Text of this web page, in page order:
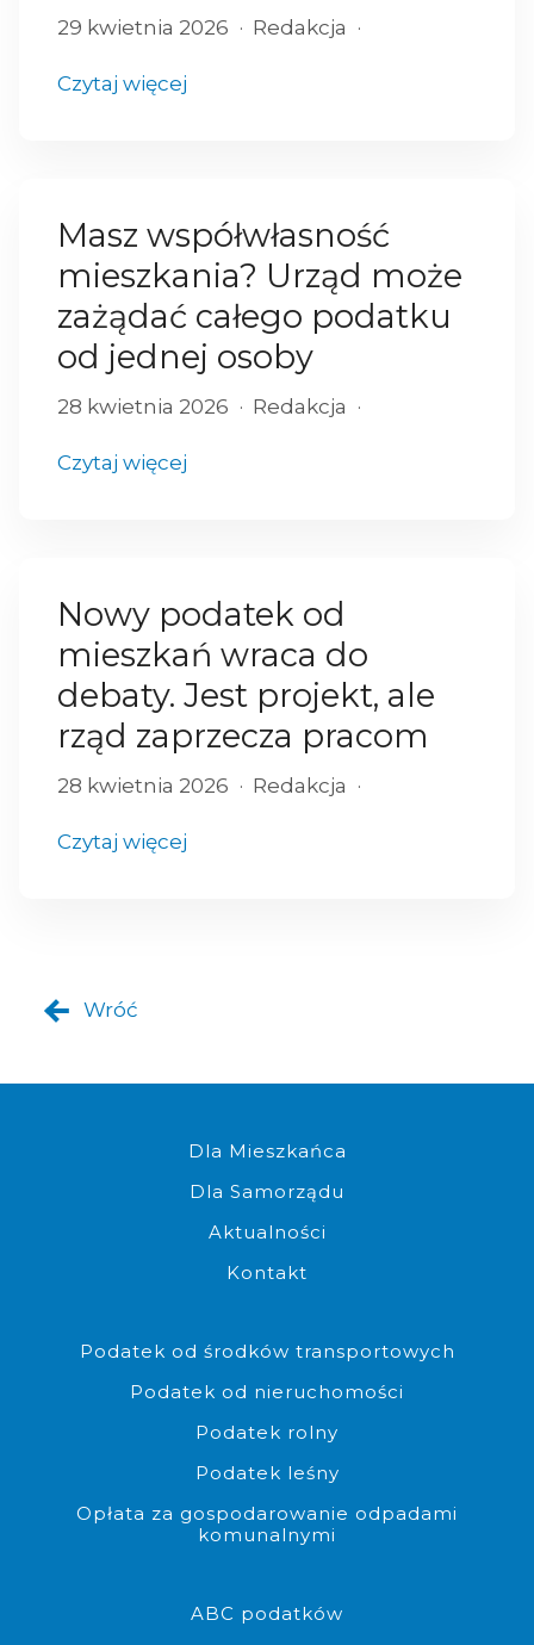
29 kwietnia 2026 Redakcja
Czytaj więcej
Masz współwłasność
mieszkania? Urząd może
zażądać całego podatku
od jednej osoby
28 kwietnia 2026 Redakcja
Czytaj więcej
Nowy podatek od
mieszkań wraca do
debaty. Jest projekt, ale
rząd zaprzecza pracom
28 kwietnia 2026 Redakcja
Czytaj więcej
Wróć
Komplet dokumentów do
Dla Mieszkańca
Dla Samorządu
Aktualności
Kontakt
Możliwość złożenia
Podatek od środków transportowych
Podatek od nieruchomości
Podatek rolny
Podatek leśny
Opłata za gospodarowanie odpadami
komunalnymi
Możliwość pobrania
ABC podatków